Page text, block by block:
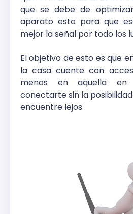
que se debe de
aparato esto para que
mejor la señal por todo los
El objetivo de esto es que
la casa cuente con
menos en aquella
conectarte sin la
encuentre lejos.